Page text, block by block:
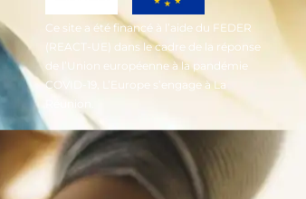
Ce site a été financé à l’aide du FEDER
(REACT-UE) dans le cadre de la réponse
de l’Union européenne à la pandémie
COVID-19, L’Europe s’engage à La